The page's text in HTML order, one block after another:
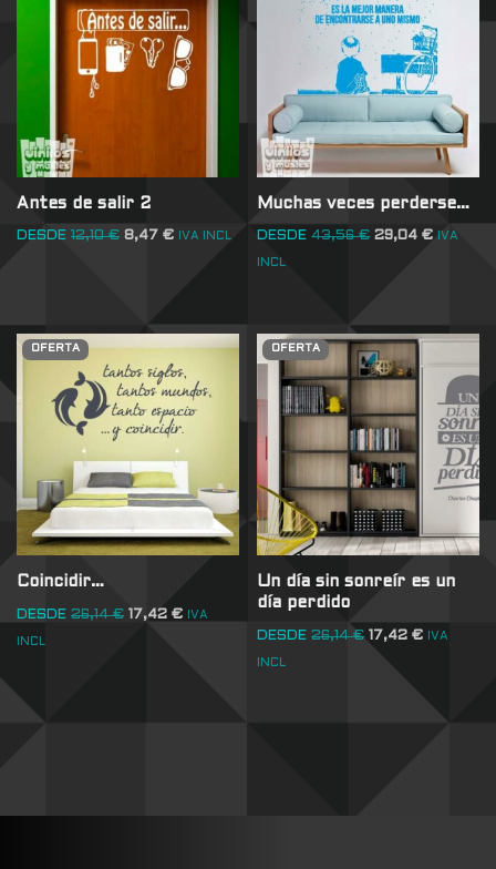
Antes de salir 2
DESDE 12,10€ 8,47 € IVA INCL
Muchas veces perderse…
DESDE 43,56€ 29,04€ IVA
INCL
OFERTA
Coincidir…
DESDE 26,14€ 17,42 € IVA
INCL
OFERTA
Un día sin sonreír es un
día perdido
DESDE 26,14€ 17,42€ IVA
INCL